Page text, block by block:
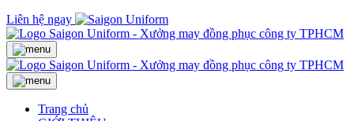
Liên hệ ngay
Trang chủ